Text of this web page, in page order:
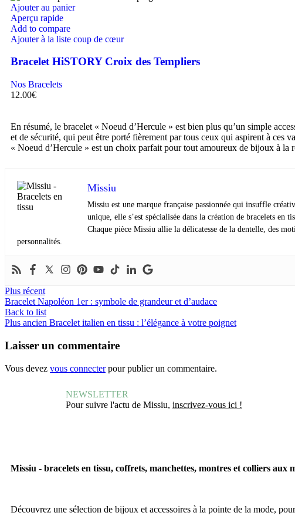
Ajouter au panier
Aperçu rapide
Add to compare
Ajouter à la liste coup de cœur
Bracelet HiSTORY Croix des Templiers
Nos Bracelets
12.00€
En résumé, le bracelet « Noeud d’Hercule » est bien plus qu’un simple
et de sécurité, qui peut être porté fièrement par tous ceux qui aspirent à ces
« Noeud d’Hercule » est un choix parfait pour tout amoureux de bijoux à la
Missiu
Missiu est une marque française passionnée qui insuffle
unique, elle s’est spécialisée dans la création de bracelets
Chaque pièce Missiu allie la délicatesse de la dentelle, des
personnalités.
Plus récent
Bracelet Napoléon 1er : symbole de grandeur et d’audace
Back to list
Plus ancien Bracelet italien en tissu : l’élégance à votre poignet
Laisser un commentaire
Vous devez vous connecterpour publier un commentaire.
NEWSLETTER
Pour suivre l'actu de Missiu, inscrivez-vous ici !
Missiu - bracelets en tissu, coffrets, manchettes, montres et colliers aux
Découvrez une sélection de bijoux et accessoires à la pointe de la mode,